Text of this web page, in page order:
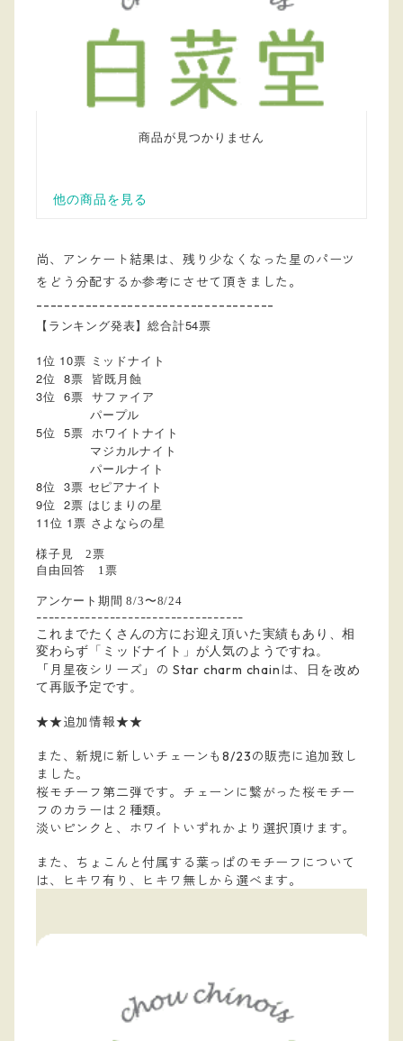
尚、アンケート結果は、残り少なくなった星のパーツ
をどう分配するか参考にさせて頂きました。
----------------------------------
【ランキング発表】総合計54票
1位 10票 ミッドナイト
2位 8票 皆既月蝕
3位 6票 サファイア
パープル
5位 5票 ホワイトナイト
マジカルナイト
パールナイト
8位 3票 セピアナイト
9位 2票 はじまりの星
11 位 1票 さよならの星
様子見 2票
自由回答 1票
アンケート期間 8/3〜8/24
----------------------------------
これまでたくさんの方にお迎え頂いた実績もあり、相
変わらず「ミッドナイト」が人気のようですね。
「月星夜シリーズ」の Star charm chainは、
日を改め
て再販予定です。
★★追加情報★★
また、新規に新しいチェーンも8/23の販売に追加致し
ました。
桜モチーフ第二弾です。チェーンに繋がった桜モチー
フのカラーは２種類。
淡いピンクと、ホワイトいずれかより選択頂けます。
また、ちょこんと付属する葉っぱのモチーフについて
は、ヒキワ有り、ヒキワ無しから選べます。